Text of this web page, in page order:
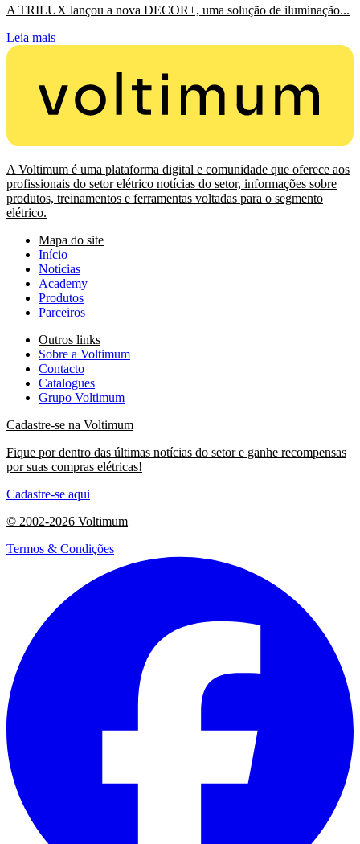
A TRILUX lançou a nova DECOR+, uma solução de iluminação...
Leia mais
A Voltimum é uma plataforma digital e comunidade que oferece aos
profissionais do setor elétrico notícias do setor, informações sobre
produtos, treinamentos e ferramentas voltadas para o segmento
elétrico.
Mapa do site
Início
Notícias
Academy
Produtos
Parceiros
Outros links
Sobre a Voltimum
Contacto
Catalogues
Grupo Voltimum
Cadastre-se na Voltimum
Fique por dentro das últimas notícias do setor e ganhe recompensas
por suas compras elétricas!
Cadastre-se aqui
© 2002-2026 Voltimum
Termos & Condições